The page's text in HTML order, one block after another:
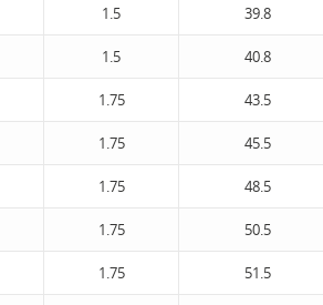
1.5 39.8
1.5 40.8
1.75 43.5
1.75 45.5
1.75 48.5
1.75 50.5
1.75 51.5